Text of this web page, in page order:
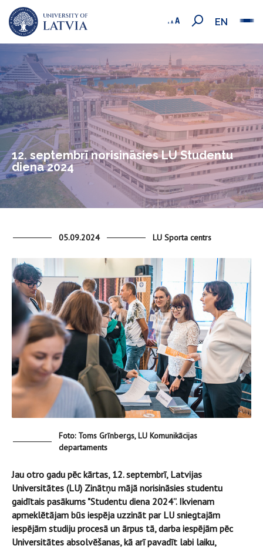
EN
12. septembrī norisināsies LU Studentu
diena 2024
05.09.2024 LU Sporta centrs
Foto: Toms Grīnbergs, LU Komunikācijas
departaments
Jau otro gadu pēc kārtas, 12. septembrī, Latvijas
Universitātes (LU) Zinātņu mājā norisināsies studentu
gaidītais pasākums "Studentu diena 2024”. Ikvienam
apmeklētājam būs iespēja uzzināt par LU sniegtajām
iespējām studiju procesā un ārpus tā, darba iespējām pēc
Universitātes absolvēšanas, kā arī pavadīt labi laiku,